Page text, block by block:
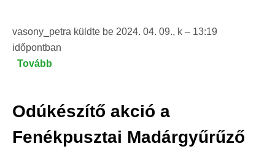
vasony_petra küldte be 2024. 04. 09., k – 13:19
időpontban
Tovább
Fenékpusztai
Állomáson)
Odúkészítő akció a
Fenékpusztai Madárgyűrűző